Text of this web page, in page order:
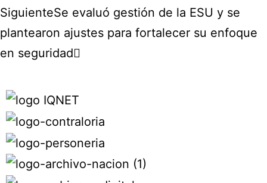
SiguienteSe evaluó gestión de la ESU y se
plantearon ajustes para fortalecer su enfoque
en seguridad